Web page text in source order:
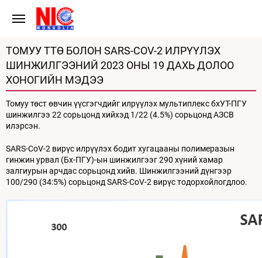
ТОМУУ ТТӨ БОЛОН SARS-COV-2 ИЛРҮҮЛЭХ
ШИНЖИЛГЭЭНИЙ 2023 ОНЫ 19 ДАХЬ ДОЛОО
ХОНОГИЙН МЭДЭЭ
Томуу төст өвчин үүсгэгчдийг илрүүлэх мультиплекс бхУТ-ПГУ
шинжилгээ 22 сорьцонд хийхэд 1/22 (4.5%) сорьцонд АЗСВ
илэрсэн.
SARS-CoV-2 вирүс илрүүлэх бодит хугацааны полимеразын
гинжин урвал (Бх-ПГУ)-ын шинжилгээг 290 хүний хамар
залгиурын арчдас сорьцонд хийв. Шинжилгээний дүнгээр
100/290 (34:5%) сорьцонд SARS-CoV-2 вирүс тодорхойлогдлоо.